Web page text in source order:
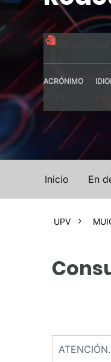
ACRÓNIMO
Inicio En
UPV